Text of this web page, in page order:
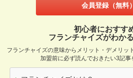
会員登録（無料）
初心者におすす
フランチャイズがわか
フランチャイズの意味からメリット・デメリッ
加盟前に必ず読んでおきたい3記事